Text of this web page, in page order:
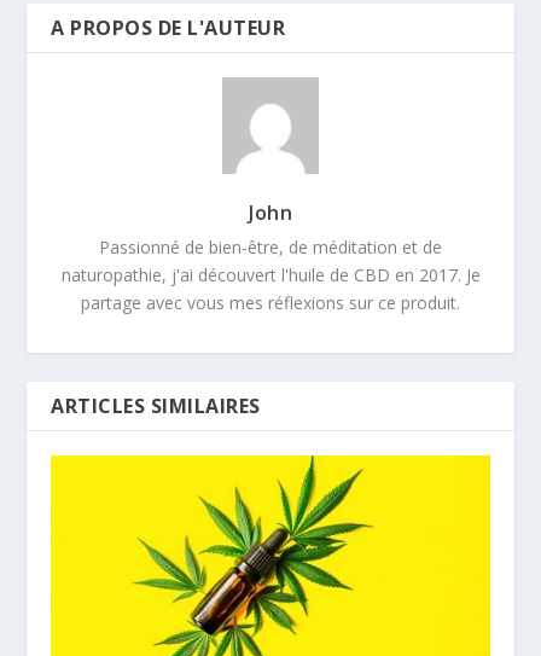
A PROPOS DE L'AUTEUR
John
Passionné de bien-être, de méditation et de
naturopathie, j'ai découvert l'huile de CBD en 2017. Je
partage avec vous mes réflexions sur ce produit.
ARTICLES SIMILAIRES